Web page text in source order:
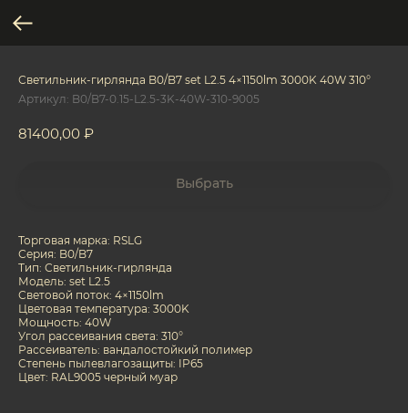
Светильник-гирлянда B0/B7 set L2.5 4×1150lm 3000K 40W 310°
Артикул: B0/B7-0.15-L2.5-3K-40W-310-9005
81400,00 ₽
Выбрать
Торговая марка: RSLG
Серия: B0/B7
Тип: Светильник-гирлянда
Модель: set L2.5
Световой поток: 4×1150lm
Цветовая температура: 3000K
Мощность: 40W
Угол рассеивания света: 310°
Рассеиватель: вандалостойкий полимер
Степень пылевлагозащиты: IP65
Цвет: RAL9005 черный муар